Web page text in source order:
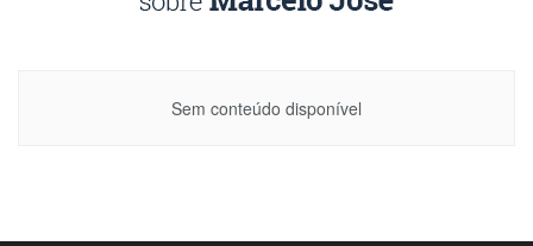
Sem conteúdo disponível